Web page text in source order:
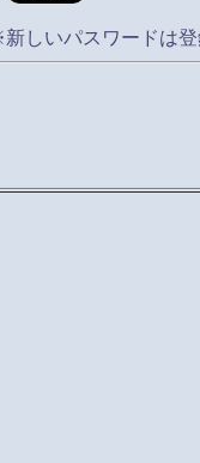
しいパスワードは